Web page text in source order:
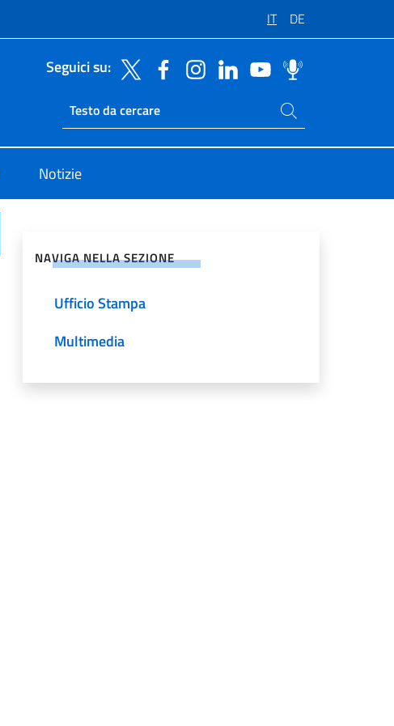
IT DE
Seguici su:
Ricerca sito live
Cerca nel sito
Notizie
NAVIGA NELLA SEZIONE
Ufficio Stampa
Multimedia